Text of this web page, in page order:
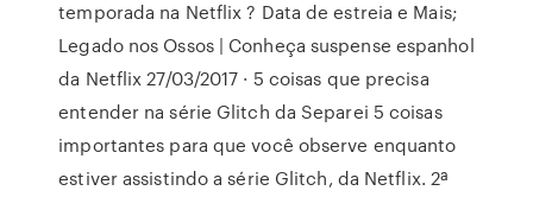
temporada na Netflix ? Data de estreia e Mais;
Legado nos Ossos | Conheça suspense espanhol
da Netflix 27/03/2017 · 5 coisas que precisa
entender na série Glitch da Separei 5 coisas
importantes para que você observe enquanto
estiver assistindo a série Glitch, da Netflix. 2ª